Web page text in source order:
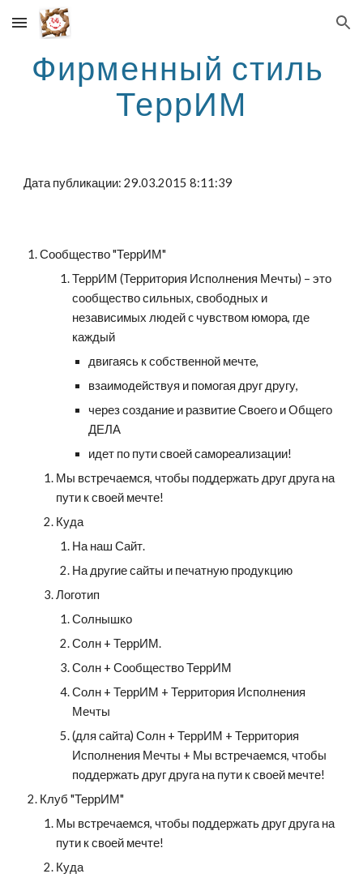
Skip to main content Skip to navigation
Фирменный стиль
ТеррИМ
Дата публикации: 29.03.2015 8:11:39
Сообщество "ТеррИМ"
ТеррИМ (Территория Исполнения Мечты) – это
сообщество сильных, свободных и
независимых людей c чувством юмора, где
каждый
двигаясь к собственной мечте,
взаимодействуя и помогая друг другу,
через создание и развитие Своего и Общего
ДЕЛА
идет по пути своей самореализации!
Мы встречаемся, чтобы поддержать друг друга на
пути к своей мечте!
Куда
На наш Сайт.
На другие сайты и печатную продукцию
Логотип
Солнышко
Солн + ТеррИМ.
Солн + Сообщество ТеррИМ
Солн + ТеррИМ + Территория Исполнения
Мечты
(для сайта) Солн + ТеррИМ + Территория
Исполнения Мечты + Мы встречаемся, чтобы
поддержать друг друга на пути к своей мечте!
Клуб "ТеррИМ"
Мы встречаемся, чтобы поддержать друг друга на
пути к своей мечте!
Куда